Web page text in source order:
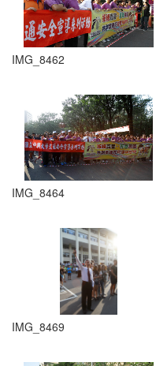
IMG_8462
IMG_8464
IMG_8469